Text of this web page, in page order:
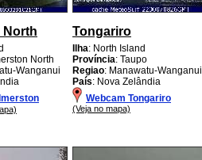
North
North
Wanganui
Tongariro
Ilha: North Island
Província: Taupo
Regiao: Manawatu-Wanganui
País: Nova Zelândia
Webcam Tongariro
(Veja no mapa)